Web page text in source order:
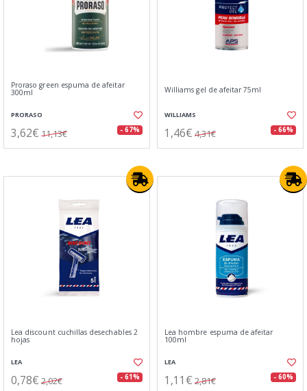
Proraso green espuma de afeitar
300ml
PRORASO
3,62€ 11,13€ - 67%
Williams gel de afeitar 75ml
WILLIAMS
1,46€ 4,31€ - 66%
Lea discount cuchillas desechables 2
hojas
LEA
0,78€ 2,02€ - 61%
Lea hombre espuma de afeitar
100ml
LEA
1,11€ 2,81€ - 60%